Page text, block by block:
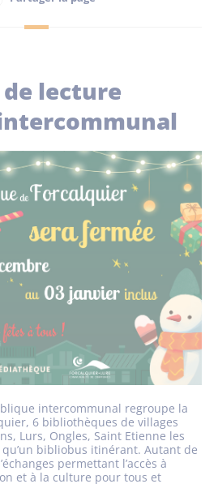
de lecture
intercommunal regroupe la
6 bibliothèques de villages
Lurs, Ongles, Saint Etienne les
bibliobus itinérant. Autant de
permettant l’accès à
et à la culture pour tous et
Maison France Services
Publications